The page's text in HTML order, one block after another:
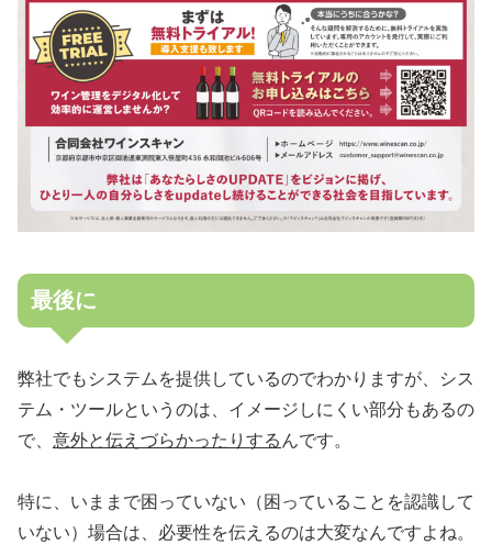
最後に
弊社でもシステムを提供しているのでわかりますが、シス
テム・ツールというのは、イメージしにくい部分もあるの
で、 意外と伝えづらかったりする んです。
特に、いままで困っていない（困っていることを認識して
いない）場合は、必要性を伝えるのは大変なんですよね。